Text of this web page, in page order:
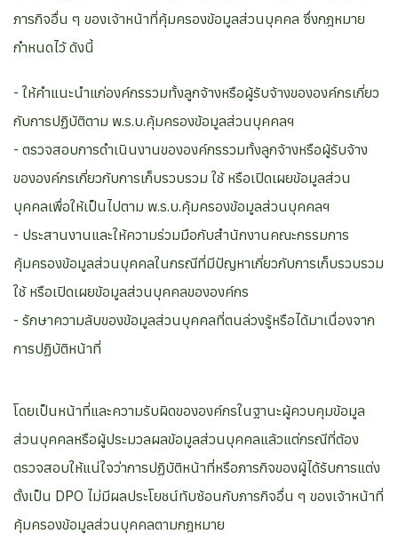
ภารกิจอื่น ๆ ของเจ้าหน้าที่คุ้มครองข้อมูลส่วนบุคคล ซึ่งกฎหมาย
กำหนดไว้ ดังนี้
- ให้คำแนะนำแก่องค์กรรวมทั้งลูกจ้างหรือผู้รับจ้างขององค์กรเกี่ยว
กับการปฏิบัติตาม พ.ร.บ.คุ้มครองข้อมูลส่วนบุคคลฯ
- ตรวจสอบการดำเนินงานขององค์กรรวมทั้งลูกจ้างหรือผู้รับจ้าง
ขององค์กรเกี่ยวกับการเก็บรวบรวม ใช้ หรือเปิดเผยข้อมูลส่วน
บุคคลเพื่อให้เป็นไปตาม พ.ร.บ.คุ้มครองข้อมูลส่วนบุคคลฯ
- ประสานงานและให้ความร่วมมือกับสำนักงานคณะกรรมการ
คุ้มครองข้อมูลส่วนบุคคลในกรณีที่มีปัญหาเกี่ยวกับการเก็บรวบรวม
ใช้ หรือเปิดเผยข้อมูลส่วนบุคคลขององค์กร
- รักษาความลับของข้อมูลส่วนบุคคลที่ตนล่วงรู้หรือได้มาเนื่องจาก
การปฏิบัติหน้าที่
โดยเป็นหน้าที่และความรับผิดขององค์กรในฐานะผู้ควบคุมข้อมูล
ส่วนบุคคลหรือผู้ประมวลผลข้อมูลส่วนบุคคลแล้วแต่กรณีที่ต้อง
ตรวจสอบให้แน่ใจว่าการปฏิบัติหน้าที่หรือภารกิจของผู้ได้รับการแต่ง
ตั้งเป็น DPO ไม่มีผลประโยชน์ทับซ้อนกับภารกิจอื่น ๆ ของเจ้าหน้าที่
คุ้มครองข้อมูลส่วนบุคคลตามกฎหมาย